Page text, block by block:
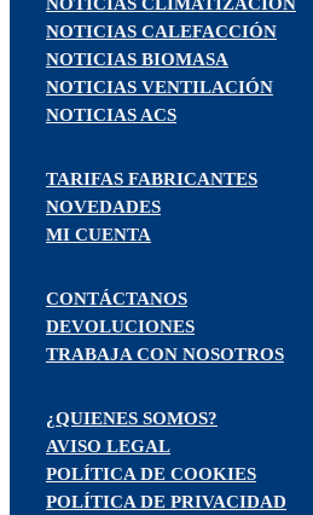
NOTICIAS CLIMATIZACIÓN
NOTICIAS CALEFACCIÓN
NOTICIAS BIOMASA
NOTICIAS VENTILACIÓN
NOTICIAS ACS
TARIFAS FABRICANTES
NOVEDADES
MI CUENTA
CONTÁCTANOS
DEVOLUCIONES
TRABAJA CON NOSOTROS
¿QUIENES SOMOS?
AVISO LEGAL
POLÍTICA DE COOKIES
POLÍTICA DE PRIVACIDAD